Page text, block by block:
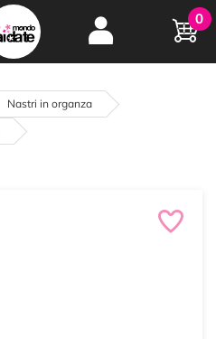
Hobby e
creatività...
oltre 15 anni online
0
Nastri in organza